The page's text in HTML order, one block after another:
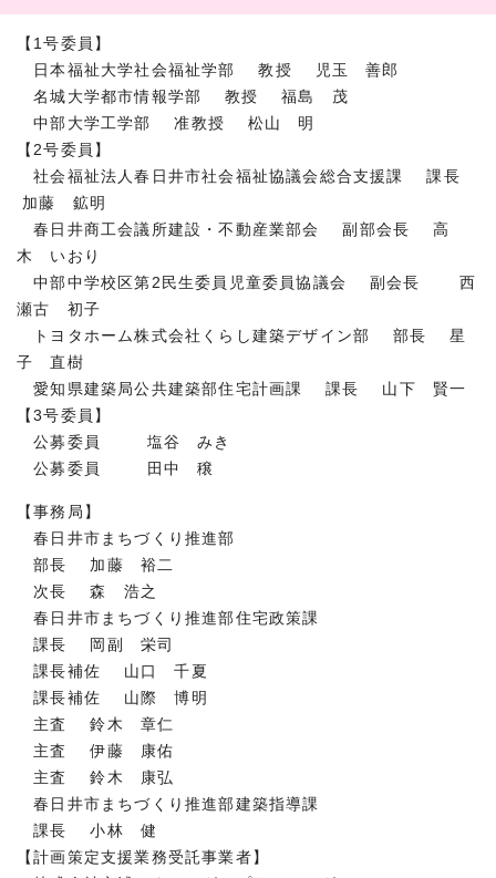
【1号委員】
日本福祉大学社会福祉学部 教授 児玉 善郎
名城大学都市情報学部 教授 福島 茂
中部大学工学部 准教授 松山 明
【2号委員】
社会福祉法人春日井市社会福祉協議会総合支援課 課長
加藤 鉱明
春日井商工会議所建設・不動産業部会 副部会長 高
木 いおり
中部中学校区第2民生委員児童委員協議会 副会長 西
瀬古 初子
トヨタホーム株式会社くらし建築デザイン部 部長 星
子 直樹
愛知県建築局公共建築部住宅計画課 課長 山下 賢一
【3号委員】
公募委員 塩谷 みき
公募委員 田中 穣
【事務局】
春日井市まちづくり推進部
部長 加藤 裕二
次長 森 浩之
春日井市まちづくり推進部住宅政策課
課長 岡副 栄司
課長補佐 山口 千夏
課長補佐 山際 博明
主査 鈴木 章仁
主査 伊藤 康佑
主査 鈴木 康弘
春日井市まちづくり推進部建築指導課
課長 小林 健
【計画策定支援業務受託事業者】